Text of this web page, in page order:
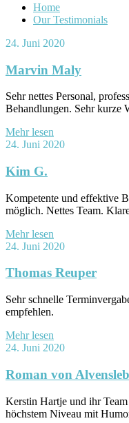
Home
Our Testimonials
24. Juni 2020
Marvin Maly
Sehr nettes Personal,
Behandlungen. Sehr kurze
Mehr lesen
24. Juni 2020
Kim G.
Kompetente und effektive
möglich. Nettes Team.
Mehr lesen
24. Juni 2020
Thomas Reuper
Sehr schnelle
empfehlen.
Mehr lesen
24. Juni 2020
Roman von
Kerstin Hartje und ihr
höchstem Niveau mit